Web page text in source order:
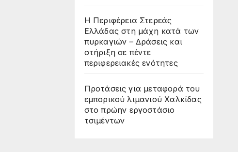
Η Περιφέρεια Στερεάς
Ελλάδας στη μάχη κατά των
πυρκαγιών – Δράσεις και
στήριξη σε πέντε
περιφερειακές ενότητες
Προτάσεις για μεταφορά του
εμπορικού λιμανιού Χαλκίδας
στο πρώην εργοστάσιο
τσιμέντων